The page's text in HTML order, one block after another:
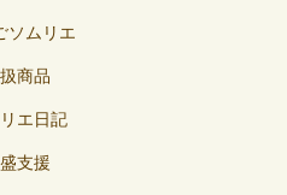
ソムリエ
商品
エ日記
支援